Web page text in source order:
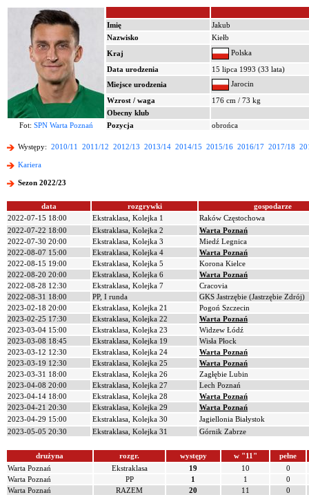
Imię
Jakub
Nazwisko
Kiełb
Kraj
Polska
Data urodzenia
15 lipca 1993 (33 lata)
Miejsce urodzenia
Jarocin
Wzrost / waga
176 cm / 73 kg
Obecny klub
Fot: SPN Warta Poznań Pozycja obrońca
Występy: 2010/11 2011/12 2012/13 2013/14 2014/15 2015/16 2016/17 2017/18
Kariera
Sezon 2022/23
data rozgrywki
gospodarze
2022-07-15 18:00
Ekstraklasa, Kolejka 1
Raków Częstochowa
2022-07-22 18:00
Ekstraklasa, Kolejka 2
Warta Poznań
2022-07-30 20:00
Ekstraklasa, Kolejka 3
Miedź Legnica
2022-08-07 15:00
Ekstraklasa, Kolejka 4
Warta Poznań
2022-08-15 19:00
Ekstraklasa, Kolejka 5
Korona Kielce
2022-08-20 20:00
Ekstraklasa, Kolejka 6
Warta Poznań
2022-08-28 12:30
Ekstraklasa, Kolejka 7
Cracovia
2022-08-31 18:00
PP, I runda
GKS Jastrzębie (Jastrzębie Zdrój)
2023-02-18 20:00
Ekstraklasa, Kolejka 21
Pogoń Szczecin
2023-02-25 17:30
Ekstraklasa, Kolejka 22
Warta Poznań
2023-03-04 15:00
Ekstraklasa, Kolejka 23
Widzew Łódź
2023-03-08 18:45
Ekstraklasa, Kolejka 19
Wisła Płock
2023-03-12 12:30
Ekstraklasa, Kolejka 24
Warta Poznań
2023-03-19 12:30
Ekstraklasa, Kolejka 25
Warta Poznań
2023-03-31 18:00
Ekstraklasa, Kolejka 26
Zagłębie Lubin
2023-04-08 20:00
Ekstraklasa, Kolejka 27
Lech Poznań
2023-04-14 18:00
Ekstraklasa, Kolejka 28
Warta Poznań
2023-04-21 20:30
Ekstraklasa, Kolejka 29
Warta Poznań
2023-04-29 15:00
Ekstraklasa, Kolejka 30
Jagiellonia Białystok
2023-05-05 20:30
Ekstraklasa, Kolejka 31 Górnik Zabrze
drużyna rozgr. występy w "11"
pełne
Warta Poznań
Ekstraklasa 19 10
0
Warta Poznań
PP 1 1
0
Warta Poznań
RAZEM 20 11 0